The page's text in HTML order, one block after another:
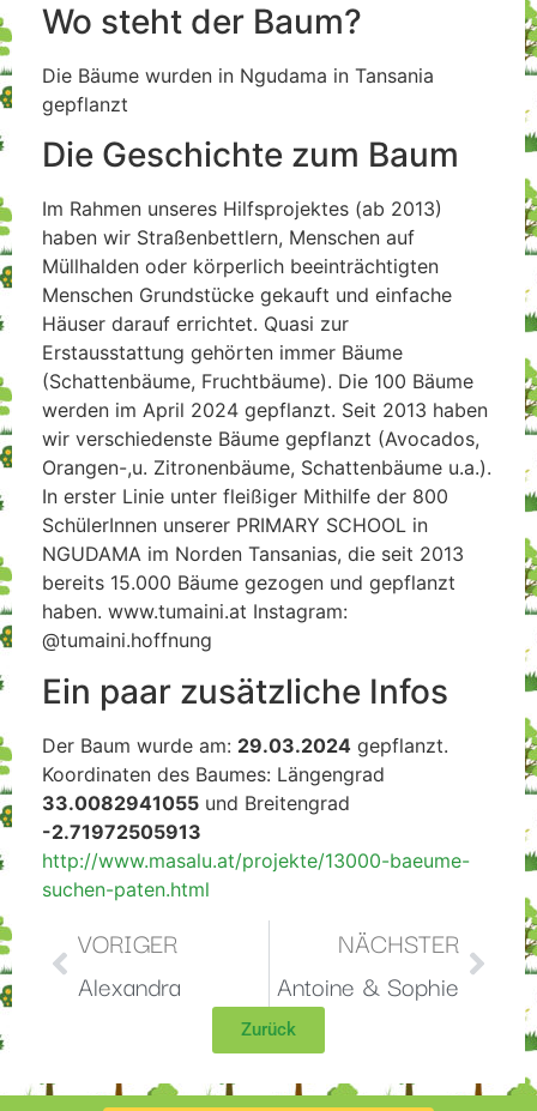
Wo steht der Baum?
Die Bäume wurden in Ngudama in Tansania
gepflanzt
Die Geschichte zum Baum
Im Rahmen unseres Hilfsprojektes (ab 2013)
haben wir Straßenbettlern, Menschen auf
Müllhalden oder körperlich beeinträchtigten
Menschen Grundstücke gekauft und einfache
Häuser darauf errichtet. Quasi zur
Erstausstattung gehörten immer Bäume
(Schattenbäume, Fruchtbäume). Die 100 Bäume
werden im April 2024 gepflanzt. Seit 2013 haben
wir verschiedenste Bäume gepflanzt (Avocados,
Orangen-,u. Zitronenbäume, Schattenbäume u.a.).
In erster Linie unter fleißiger Mithilfe der 800
SchülerInnen unserer PRIMARY SCHOOL in
NGUDAMA im Norden Tansanias, die seit 2013
bereits 15.000 Bäume gezogen und gepflanzt
haben. www.tumaini.at Instagram:
@tumaini.hoffnung
Ein paar zusätzliche Infos
Der Baum wurde am: 29.03.2024 gepflanzt.
Koordinaten des Baumes: Längengrad
33.0082941055 und Breitengrad
-2.71972505913
http://www.masalu.at/projekte/13000-baeume-
suchen-paten.html
VORIGER
Alexandra
NÄCHSTER
Antoine & Sophie
Zurück